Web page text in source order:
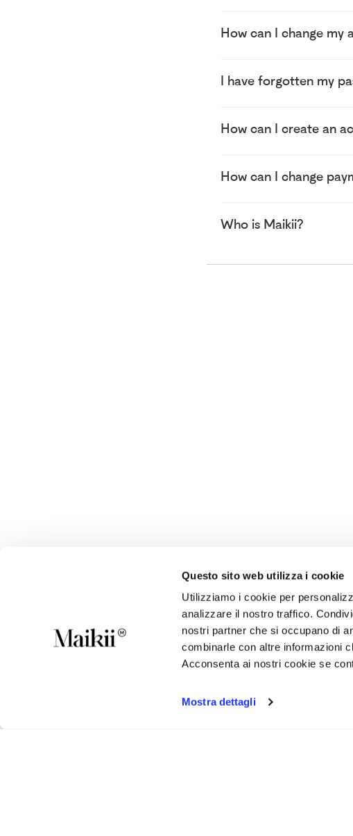
Questo sito web utilizza i cookie
Utilizziamo i cookie per
analizzare il nostro traffico.
nostri partner che si occupano di
combinarle con altre informazioni
Acconsenta ai nostri cookie se
Mostra dettagli
How can I change my
I have forgotten my
How can I create an
How can I change
Who is Maikii?